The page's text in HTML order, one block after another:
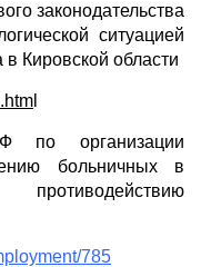
законодательства
ситуацией
в Кировской области
по организации
больничных в
785